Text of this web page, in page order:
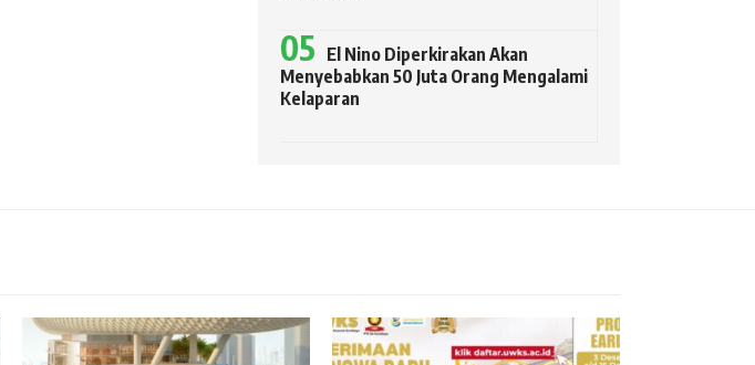
El Nino Diperkirakan Akan
Menyebabkan 50 Juta Orang Mengalami
Kelaparan